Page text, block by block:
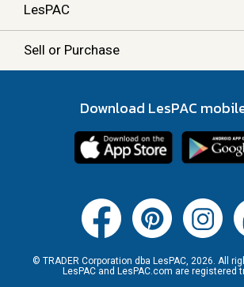
LesPAC
Sell or Purchase
Download LesPAC
© TRADER Corporation dba LesPAC, 2026. All
LesPAC and LesPAC.com are registered